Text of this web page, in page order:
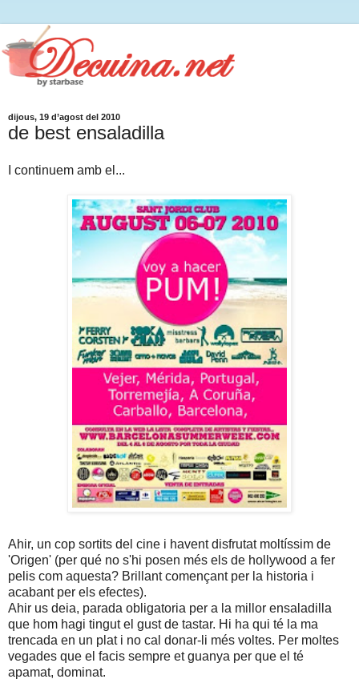
dijous, 19 d’agost del 2010
de best ensaladilla
I continuem amb el...
Ahir, un cop sortits del cine i havent disfrutat moltíssim de
'Origen' (per qué no s'hi posen més els de hollywood a fer
pelis com aquesta? Brillant començant per la historia i
acabant per els efectes).
Ahir us deia, parada obligatoria per a la millor ensaladilla
que hom hagi tingut el gust de tastar. Hi ha qui té la ma
trencada en un plat i no cal donar-li més voltes. Per moltes
vegades que el facis sempre et guanya per que el té
apamat, dominat.